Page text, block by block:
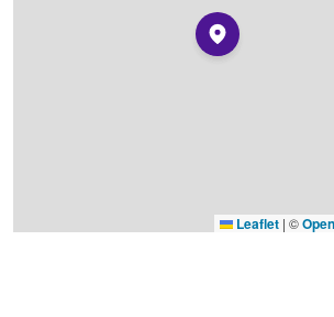
Leaflet | ©